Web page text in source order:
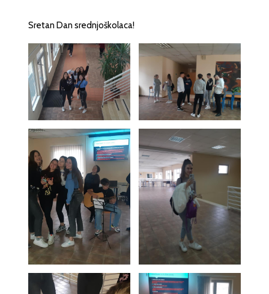
Sretan Dan srednjoškolaca!